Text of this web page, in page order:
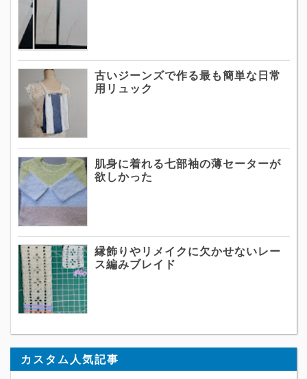
古いジーンズで作る最も簡単な日常
用リュック
肌身に着れる七部袖の薄セーターが
欲しかった
縁飾りやリメイクに欠かせないレー
ス編みブレイド
カスタム人気記事